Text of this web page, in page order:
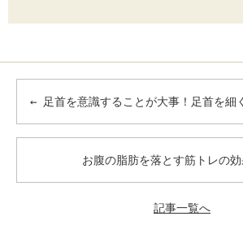
← 足首を意識することが大事！足首を細
お腹の脂肪を落とす筋トレの
記事一覧へ